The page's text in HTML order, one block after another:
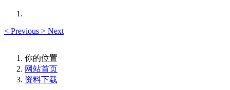
< Previous > Next
你的位置
网站首页
资料下载